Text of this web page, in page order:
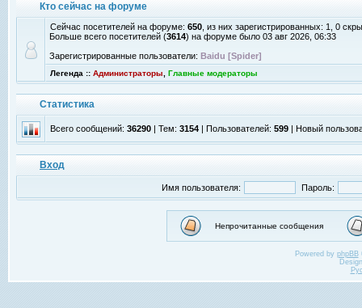
Кто сейчас на форуме
Сейчас посетителей на форуме: 650 , из них зарегистрированных: 1, 0
Больше всего посетителей (3614) на форуме было 03 авг 2026, 06:33
Зарегистрированные пользователи: Baidu [Spider]
Легенда :: Администраторы Главные модераторы
Статистика
Всего сообщений: 36290 | Тем: 3154 | Пользователей: 599 | Новый
Вход
Имя пользователя: Пароль:
Непрочитанные сообщения
Powered by phpBB